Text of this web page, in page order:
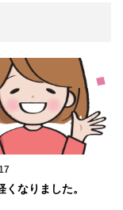
くなりました。